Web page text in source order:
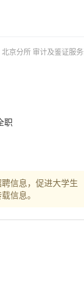
京分所 审计及鉴证服
职
信息，促进大学生
信息。